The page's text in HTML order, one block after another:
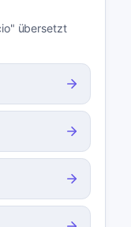
übersetzt